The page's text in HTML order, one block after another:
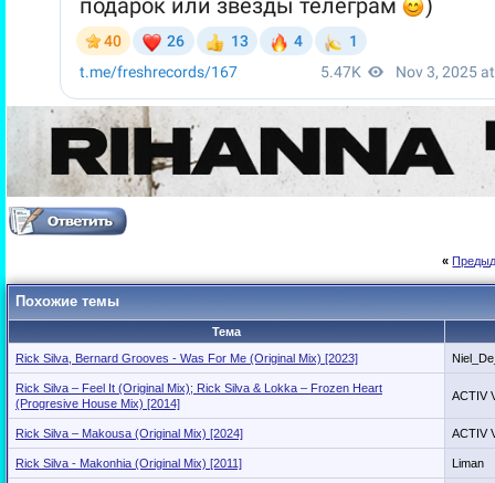
«
Похожие темы
Тема
Rick Silva, Bernard Grooves - Was For Me (Original Mix) [2023]
Rick Silva – Feel It (Original Mix); Rick Silva & Lokka – Frozen Heart
(Progresive House Mix) [2014]
ACTIV
Rick Silva – Makousa (Original Mix) [2024] ACTIV
Rick Silva - Makonhia (Original Mix) [2011] Liman